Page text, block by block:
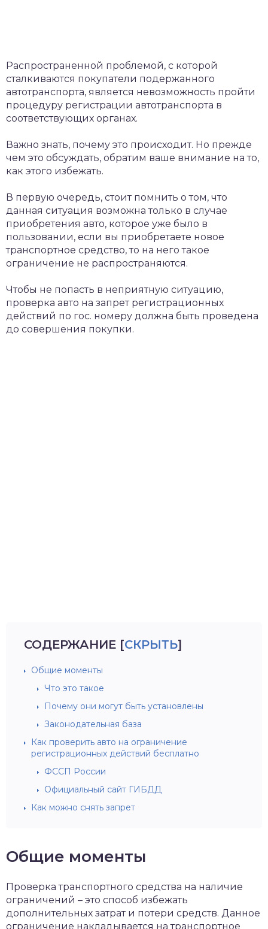
Распространенной проблемой, с которой
сталкиваются покупатели подержанного
автотранспорта, является невозможность пройти
процедуру регистрации автотранспорта в
соответствующих органах.
Важно знать, почему это происходит. Но прежде
чем это обсуждать, обратим ваше внимание на то,
как этого избежать.
В первую очередь, стоит помнить о том, что
данная ситуация возможна только в случае
приобретения авто, которое уже было в
пользовании, если вы приобретаете новое
транспортное средство, то на него такое
ограничение не распространяются.
Чтобы не попасть в неприятную ситуацию,
проверка авто на запрет регистрационных
действий по гос. номеру должна быть проведена
до совершения покупки.
СОДЕРЖАНИЕ [СКРЫТЬ]
Общие моменты
Что это такое
Почему они могут быть установлены
Законодательная база
Как проверить авто на ограничение
регистрационных действий бесплатно
ФССП России
Официальный сайт ГИБДД
Как можно снять запрет
Общие моменты
Проверка транспортного средства на наличие
ограничений – это способ избежать
дополнительных затрат и потери средств. Данное
ограничение накладывается на транспортное